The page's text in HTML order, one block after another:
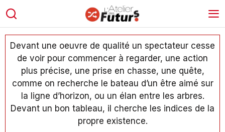
Devant une oeuvre de qualité un spectateur cesse
de voir pour commencer à regarder, une action
plus précise, une prise en chasse, une quête,
comme on recherche le bateau d’un être aimé sur
la ligne d’horizon, ou un élan entre les arbres.
Devant un bon tableau, il cherche les indices de la
propre existence.